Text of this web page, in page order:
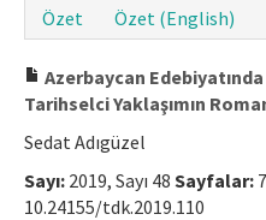
Özet
Özet (English)
Azerbaycan
Tarihselci Yaklaşımın
Sedat Adıgüzel
Sayı: 2019, Sayı 48 Sayfalar:
10.24155/tdk.2019.110